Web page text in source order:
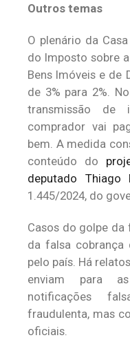
Outros temas
O plenário da
do Imposto sobre
Bens Imóveis e de
de 3% para 2%.
transmissão de
comprador vai
bem. A medida
conteúdo do
deputado Thiago
1.445/2024, do
Casos do golpe
da falsa cobrança
pelo país. Há
enviam para
notificações
fraudulenta, mas
oficiais.